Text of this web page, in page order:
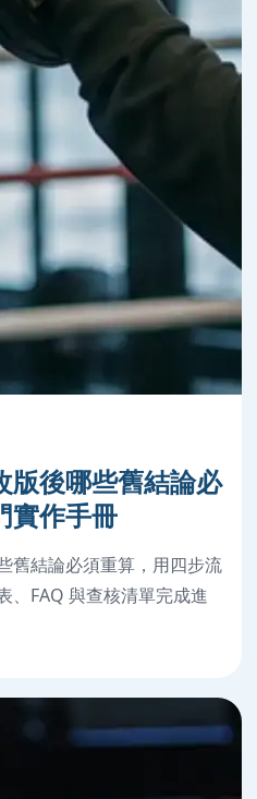
版後哪些舊結論必
實作手冊
舊結論必須重算，用四步流
、FAQ 與查核清單完成進